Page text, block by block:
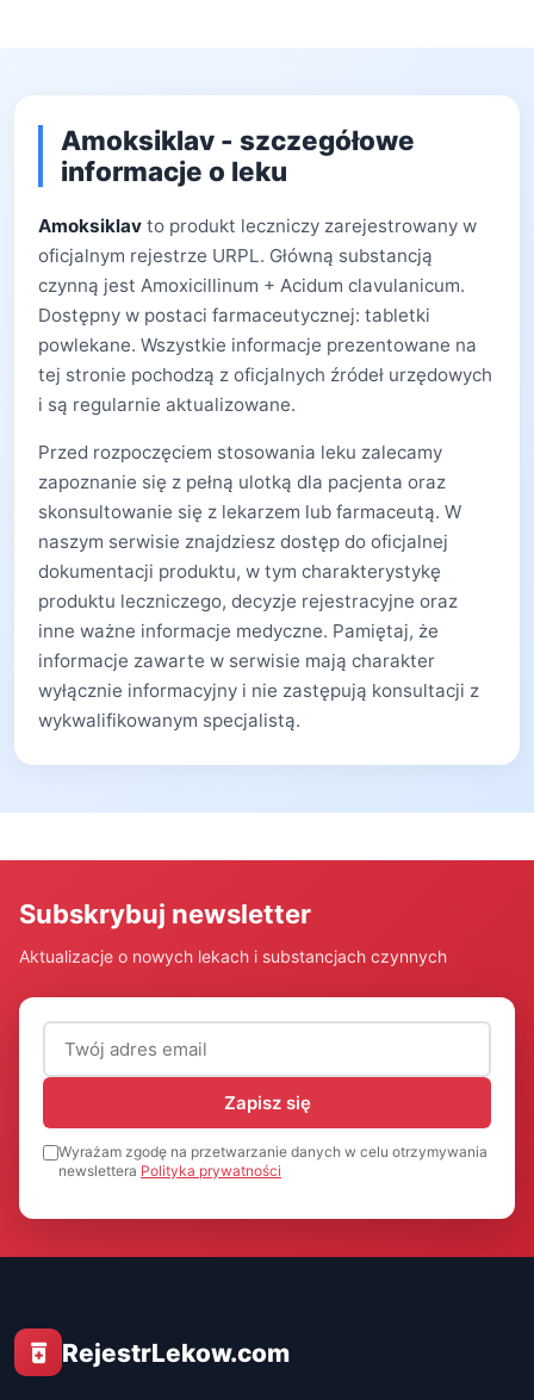
Amoksiklav - szczegółowe
informacje o leku
Amoksiklav to produkt leczniczy zarejestrowany w
oficjalnym rejestrze URPL. Główną substancją
czynną jest Amoxicillinum + Acidum clavulanicum.
Dostępny w postaci farmaceutycznej: tabletki
powlekane. Wszystkie informacje prezentowane na
tej stronie pochodzą z oficjalnych źródeł urzędowych
i są regularnie aktualizowane.
Przed rozpoczęciem stosowania leku zalecamy
zapoznanie się z pełną ulotką dla pacjenta oraz
skonsultowanie się z lekarzem lub farmaceutą. W
naszym serwisie znajdziesz dostęp do oficjalnej
dokumentacji produktu, w tym charakterystykę
produktu leczniczego, decyzje rejestracyjne oraz
inne ważne informacje medyczne. Pamiętaj, że
informacje zawarte w serwisie mają charakter
wyłącznie informacyjny i nie zastępują konsultacji z
wykwalifikowanym specjalistą.
Subskrybuj newsletter
Aktualizacje o nowych lekach i substancjach czynnych
Adres email (wymagany)
Zapisz się
Wyrażam zgodę na przetwarzanie danych w celu otrzymywania
newslettera Polityka prywatności
RejestrLekow.com